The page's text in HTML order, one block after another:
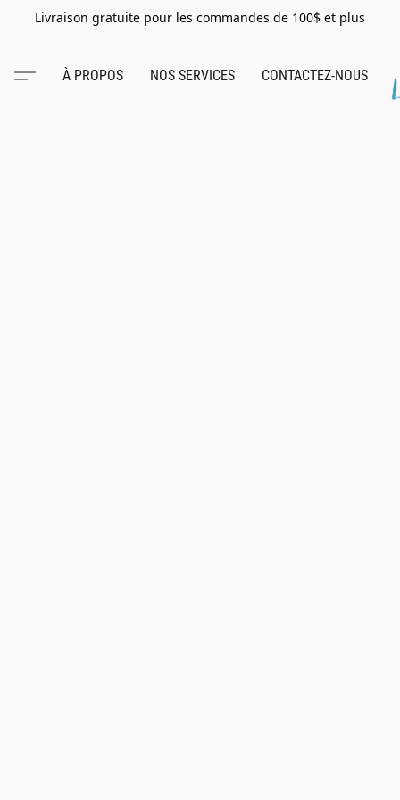
Livraison gratuite pour les commandes de 100$ et plus
À PROPOS NOS SERVICES CONTACTEZ-NOUS